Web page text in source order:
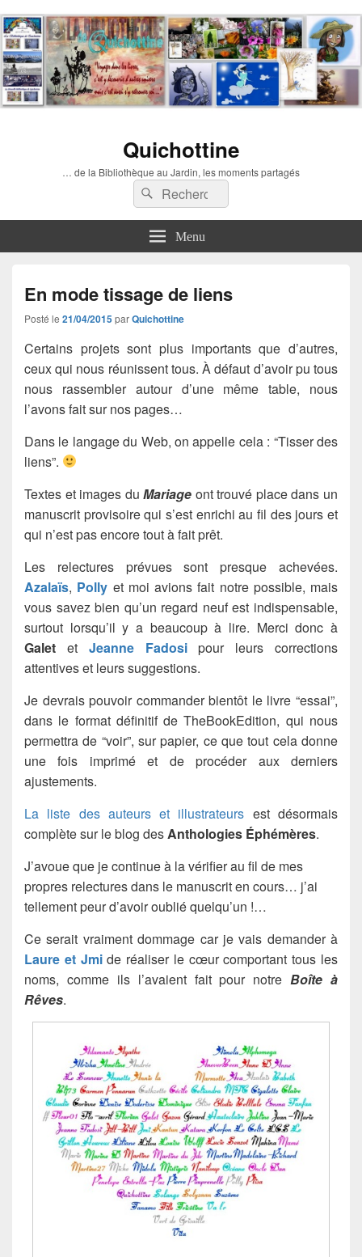
Quichottine
… de la Bibliothèque au Jardin, les moments partagés
Recherche :
Rechercher
Menu
En mode tissage de liens
Posté le 21/04/2015parQuichottine
Certains projets sont plus importants que d’autres,
ceux qui nous réunissent tous. À défaut d’avoir pu tous
nous rassembler autour d’une même table, nous
l’avons fait sur nos pages…
Dans le langage du Web, on appelle cela : “Tisser des
liens”.
Textes et images duMariage ont trouvé place dans un
manuscrit provisoire qui s’est enrichi au fil des jours et
qui n’est pas encore tout à fait prêt.
Les relectures prévues sont presque achevées.
Azalaïs, Polly et moi avions fait notre possible, mais
vous savez bien qu’un regard neuf est indispensable,
surtout lorsqu’il y a beaucoup à lire. Merci donc à
Galet et Jeanne Fadosipour leurs corrections
attentives et leurs suggestions.
Je devrais pouvoir commander bientôt le livre “essai”,
dans le format définitif de TheBookEdition, qui nous
permettra de “voir”, sur papier, ce que tout cela donne
une fois imprimé et de procéder aux derniers
ajustements.
La liste des auteurs et illustrateurs est désormais
complète sur le blog des Anthologies Éphémères.
J’avoue que je continue à la vérifier au fil de mes
propres relectures dans le manuscrit en cours… j’ai
tellement peur d’avoir oublié quelqu’un !…
Ce serait vraiment dommage car je vais demander à
Laure et Jmide réaliser le cœur comportant tous les
noms, comme ils l’avaient fait pour notre Boîte à
Rêves.